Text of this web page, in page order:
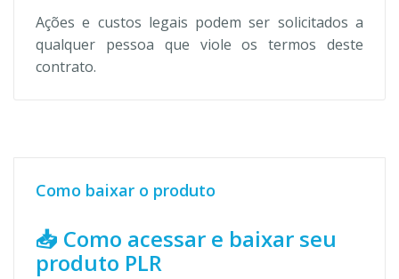
Ações e custos legais podem ser solicitados a
qualquer pessoa que viole os termos deste
contrato.
Como baixar o produto
📥 Como acessar e baixar seu
produto PLR